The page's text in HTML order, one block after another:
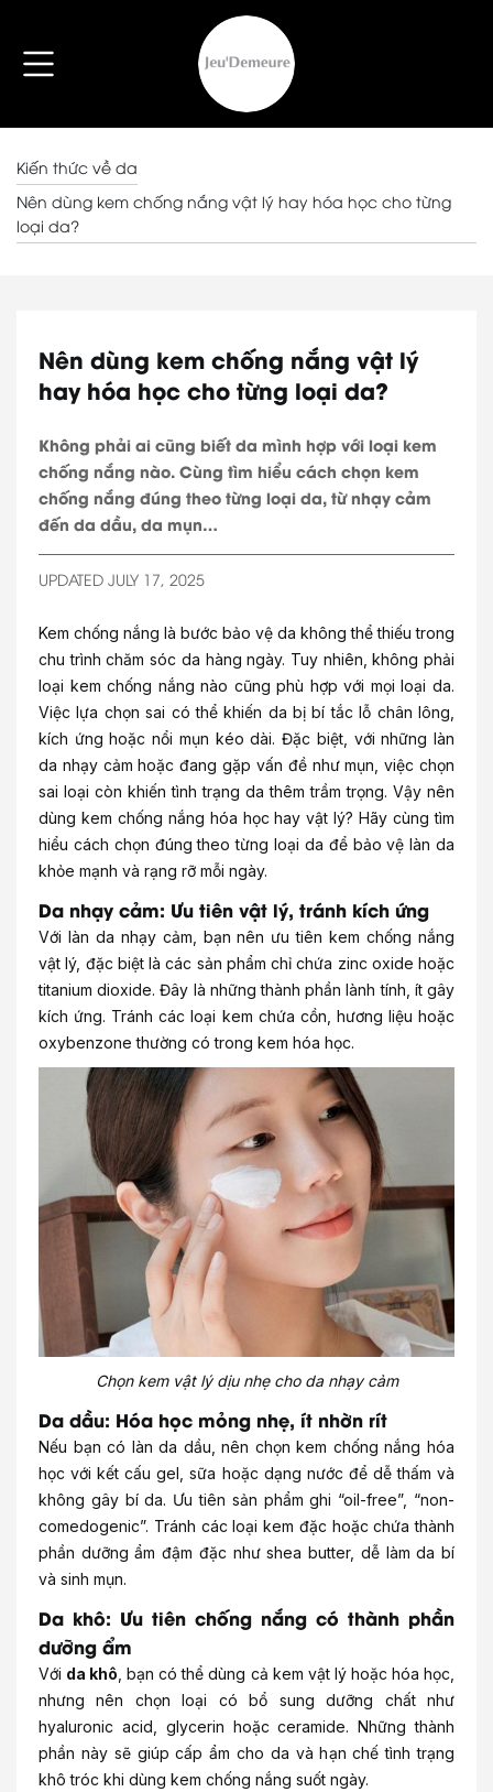
Kiến thức về da
Nên dùng kem chống nắng vật lý hay hóa học cho từng
loại da?
Nên dùng kem chống nắng vật lý
hay hóa học cho từng loại da?
Không phải ai cũng biết da mình hợp với loại kem
chống nắng nào. Cùng tìm hiểu cách chọn kem
chống nắng đúng theo từng loại da, từ nhạy cảm
đến da dầu, da mụn…
UPDATED JULY 17, 2025
Kem chống nắng là bước bảo vệ da không thể thiếu trong
chu trình chăm sóc da hàng ngày. Tuy nhiên, không phải
loại kem chống nắng nào cũng phù hợp với mọi loại da.
Việc lựa chọn sai có thể khiến da bị bí tắc lỗ chân lông,
kích ứng hoặc nổi mụn kéo dài. Đặc biệt, với những làn
da nhạy cảm hoặc đang gặp vấn đề như mụn, việc chọn
sai loại còn khiến tình trạng da thêm trầm trọng. Vậy nên
dùng kem chống nắng hóa học hay vật lý? Hãy cùng tìm
hiểu cách chọn đúng theo từng loại da để bảo vệ làn da
khỏe mạnh và rạng rỡ mỗi ngày.
Da nhạy cảm: Ưu tiên vật lý, tránh kích ứng
Với làn da nhạy cảm, bạn nên ưu tiên kem chống nắng
vật lý, đặc biệt là các sản phẩm chỉ chứa zinc oxide hoặc
titanium dioxide. Đây là những thành phần lành tính, ít gây
kích ứng. Tránh các loại kem chứa cồn, hương liệu hoặc
oxybenzone thường có trong kem hóa học.
Chọn kem vật lý dịu nhẹ cho da nhạy cảm
Da dầu: Hóa học mỏng nhẹ, ít nhờn rít
Nếu bạn có làn da dầu, nên chọn kem chống nắng hóa
học với kết cấu gel, sữa hoặc dạng nước để dễ thấm và
không gây bí da. Ưu tiên sản phẩm ghi “oil-free”, “non-
comedogenic”. Tránh các loại kem đặc hoặc chứa thành
phần dưỡng ẩm đậm đặc như shea butter, dễ làm da bí
và sinh mụn.
Da khô: Ưu tiên chống nắng có thành phần
dưỡng ẩm
Với da khô , bạn có thể dùng cả kem vật lý hoặc hóa học,
nhưng nên chọn loại có bổ sung dưỡng chất như
hyaluronic acid, glycerin hoặc ceramide. Những thành
phần này sẽ giúp cấp ẩm cho da và hạn chế tình trạng
khô tróc khi dùng kem chống nắng suốt ngày.